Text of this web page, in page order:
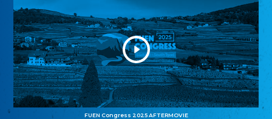
FUEN Congress 2025 AFTERMOVIE